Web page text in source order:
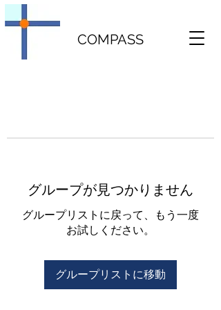
COMPASS
グループが見つかりません
グループリストに戻って、もう一度
お試しください。
グループリストに移動